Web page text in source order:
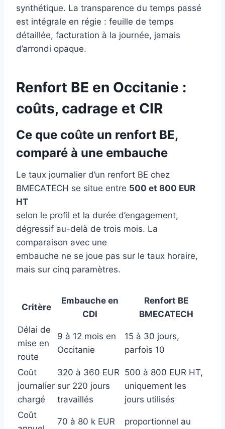
synthétique. La transparence du temps passé
est intégrale en régie : feuille de temps
détaillée, facturation à la journée, jamais
d’arrondi opaque.
Renfort BE en Occitanie :
coûts, cadrage et CIR
Ce que coûte un renfort BE,
comparé à une embauche
Le taux journalier d’un renfort BE chez
BMECATECH se situe entre 500 et 800 EUR
HT
selon le profil et la durée d’engagement,
dégressif au-delà de trois mois. La
comparaison avec une
embauche ne se joue pas sur le taux horaire,
mais sur cinq paramètres.
Critère
Embauche en
CDI
Renfort BE
BMECATECH
Délai de
mise en
route
9 à 12 mois en
Occitanie
15 à 30 jours,
parfois 10
Coût
journalier
chargé
320 à 360 EUR
sur 220 jours
travaillés
500 à 800 EUR HT,
uniquement les
jours utilisés
Coût
70 à 80 k EUR proportionnel au